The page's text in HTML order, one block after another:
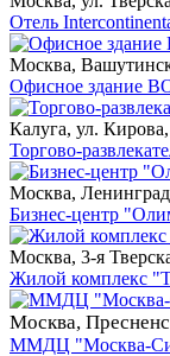
Отель
Москва,
Офисное здание
Калуга, ул. Кирова,
Торгово-
Москва,
Бизнес-центр
Москва, 3-я
Жилой комплекс
Москва,
ММДЦ "Москва-